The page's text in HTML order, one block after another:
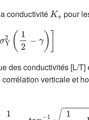
conductivité pour
(1 2
des conductivités [L/T]
verticale et
2−1−1